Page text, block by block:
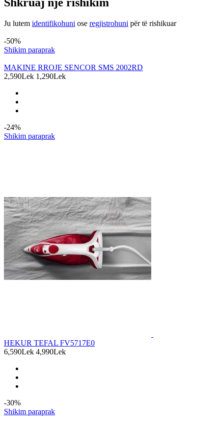
Ju lutem identifikohuni ose regjistrohuni për të rishikuar
-50%
Shikim paraprak
MAKINE RROJE SENCOR SMS 2002RD
2,590Lek 1,290Lek
-24%
Shikim paraprak
HEKUR TEFAL FV5717E0
6,590Lek 4,990Lek
-30%
Shikim paraprak